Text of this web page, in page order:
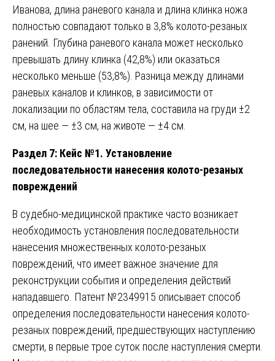
Иванова, длина раневого канала и длина клинка ножа
полностью совпадают только в 3,8% колото-резаных
ранений. Глубина раневого канала может несколько
превышать длину клинка (42,8%) или оказаться
несколько меньше (53,8%). Разница между длинами
раневых каналов и клинков, в зависимости от
локализации по областям тела, составила на груди ±2
см, на шее — ±3 см, на животе — ±4 см.
Раздел 7: Кейс №1. Установление
последовательности нанесения колото-резаных
повреждений
В судебно-медицинской практике часто возникает
необходимость установления последовательности
нанесения множественных колото-резаных
повреждений, что имеет важное значение для
реконструкции события и определения действий
нападавшего. Патент №2349915 описывает способ
определения последовательности нанесения колото-
резаных повреждений, предшествующих наступлению
смерти, в первые трое суток после наступления смерти.